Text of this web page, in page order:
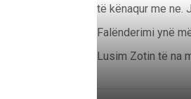
të kënaqur me ne.
Falënderimi ynë
Lusim Zotin të na